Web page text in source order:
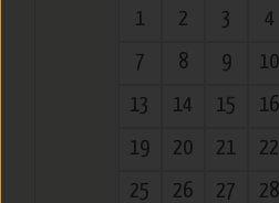
1 2 3 4
7 8 9 10
13 14 15 16
19 20 21 22
25 26 27 28